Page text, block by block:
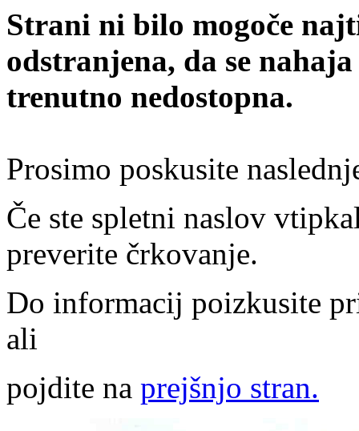
Strani ni bilo mogoče
odstranjena, da se
trenutno nedostopna.
Prosimo poskusite
Če ste spletni naslov
preverite črkovanje.
Do informacij poizkusite
ali
pojdite na prejšnjo stran.